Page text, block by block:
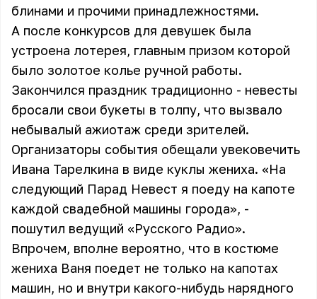
блинами и прочими принадлежностями.
А после конкурсов для девушек была
устроена лотерея, главным призом которой
было золотое колье ручной работы.
Закончился праздник традиционно - невесты
бросали свои букеты в толпу, что вызвало
небывалый ажиотаж среди зрителей.
Организаторы события обещали увековечить
Ивана Тарелкина в виде куклы жениха. «На
следующий Парад Невест я поеду на капоте
каждой свадебной машины города», -
пошутил ведущий «Русского Радио».
Впрочем, вполне вероятно, что в костюме
жениха Ваня поедет не только на капотах
машин, но и внутри какого-нибудь нарядного